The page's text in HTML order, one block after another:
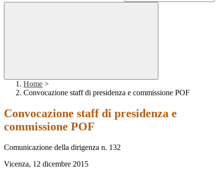
Home >
Convocazione staff di presidenza e commissione POF
Convocazione staff di presidenza e
commissione POF
Comunicazione della dirigenza n. 132
Vicenza, 12 dicembre 2015